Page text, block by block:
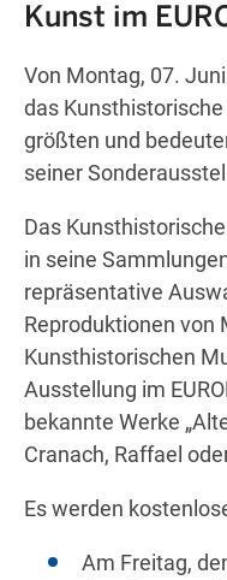
Kunst im
Von Montag, 07.
das
größten und
seiner
Das
in seine
repräsentative
Reproduktionen von
Kunsthistorischen
Ausstellung im
bekannte Werke
Cranach, Raffael
Es werden
Am Freitag,